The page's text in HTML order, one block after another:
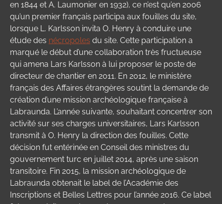
en 1844 et A. Laumonier en 1932), ce n’est qu’en 2006
qu’un premier français participa aux fouilles du site,
lorsque L. Karlsson invita O. Henry à conduire une
étude des nécropoles du site. Cette participation a
marqué le début d’une collaboration très fructueuse
qui amena Lars Karlsson à lui proposer le poste de
directeur de chantier en 2011. En 2012, le ministère
français des Affaires étrangères soutint la demande de
création d’une mission archéologique française à
Labraunda. L’année suivante, souhaitant concentrer son
activité sur ses charges universitaires, Lars Karlsson
transmit à O. Henry la direction des fouilles. Cette
décision fut entérinée en Conseil des ministres du
gouvernement turc en juillet 2014, après une saison
transitoire. Fin 2015, la mission archéologique de
Labraunda obtenait le label de l’Académie des
Inscriptions et Belles Lettres pour l’année 2016. Ce label